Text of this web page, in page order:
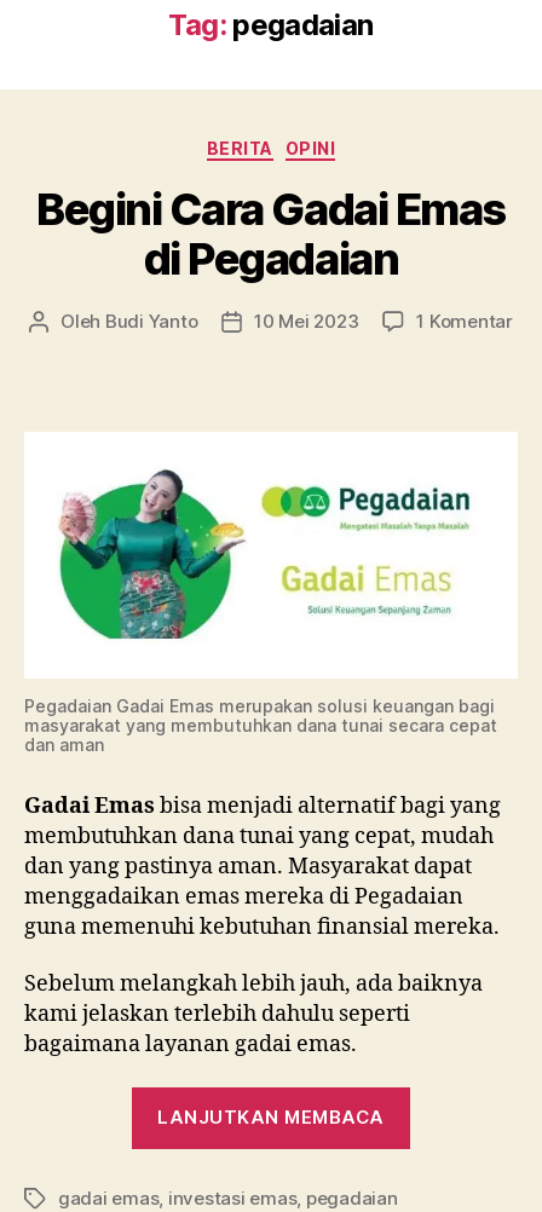
Tag: pegadaian
Kategori
BERITA OPINI
Begini Cara Gadai Emas
di Pegadaian
Penulis
Oleh Budi Yanto
Tanggal
10 Mei 2023 1 Komentar
Pegadaian Gadai Emas merupakan solusi keuangan bagi
masyarakat yang membutuhkan dana tunai secara cepat
dan aman
Gadai Emas bisa menjadi alternatif bagi yang
membutuhkan dana tunai yang cepat, mudah
dan yang pastinya aman. Masyarakat dapat
menggadaikan emas mereka di Pegadaian
guna memenuhi kebutuhan finansial mereka.
Sebelum melangkah lebih jauh, ada baiknya
kami jelaskan terlebih dahulu seperti
bagaimana layanan gadai emas.
LANJUTKAN MEMBACA
Tag gadai emas, investasi emas, pegadaian